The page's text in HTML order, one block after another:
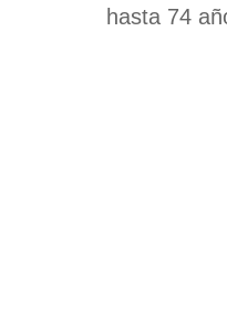
hasta 74